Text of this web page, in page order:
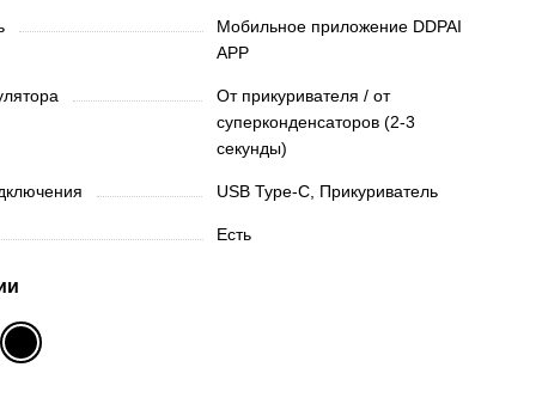
Мобильное приложение DDPAI
APP
От прикуривателя / от
суперконденсаторов (2-3
секунды)
USB Type-C, Прикуриватель
Есть